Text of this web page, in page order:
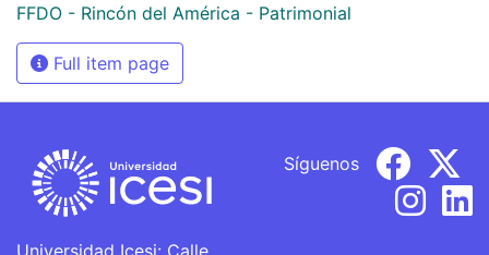
FFDO - Rincón del América - Patrimonial
Full item page
Universidad Icesi: Calle
Síguenos